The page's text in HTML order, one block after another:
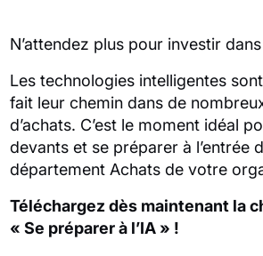
N’attendez plus pour investir dans
Les technologies intelligentes
fait leur chemin dans de
d’achats. C’est le moment idéal
devants et se préparer à l’entrée
département Achats de votre
Téléchargez dès maintenant la
« Se préparer à l’IA » !